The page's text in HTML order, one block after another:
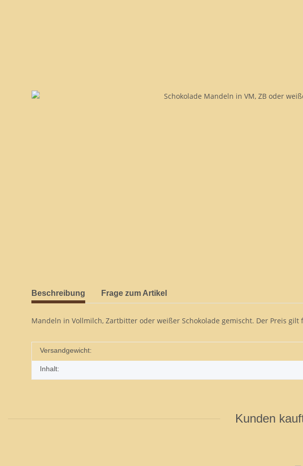
Beschreibung Frage zum Artikel
Mandeln in Vollmilch, Zartbitter oder weißer Schokolade gemischt. Der Preis gilt
Versandgewicht:
Inhalt:
Kunden